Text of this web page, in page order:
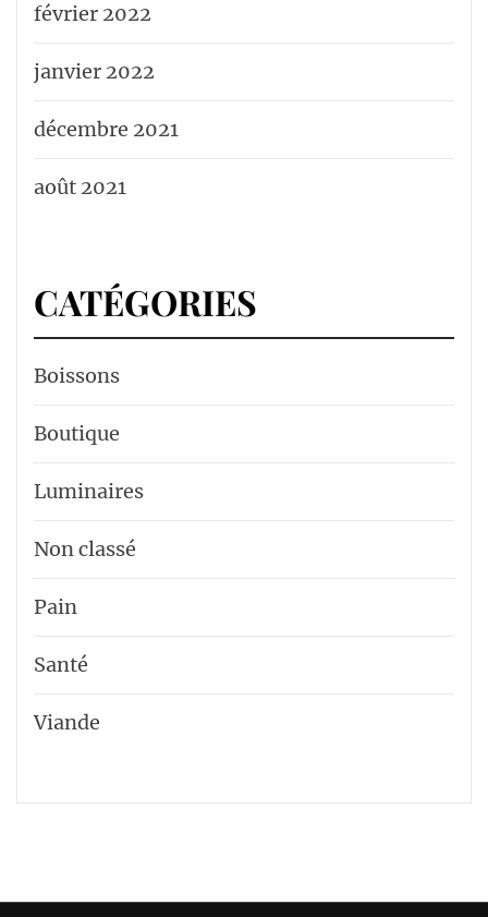
février 2022
janvier 2022
décembre 2021
août 2021
CATÉGORIES
Boissons
Boutique
Luminaires
Non classé
Pain
Santé
Viande